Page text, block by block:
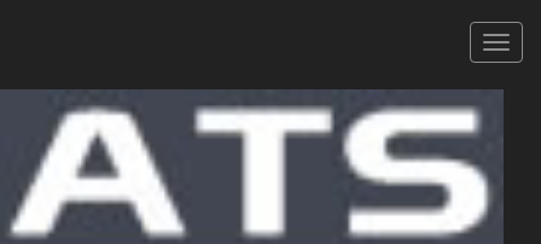
Les Foulées du Parc 15/10/2023
5 KM DES FOULÉES DU PARC